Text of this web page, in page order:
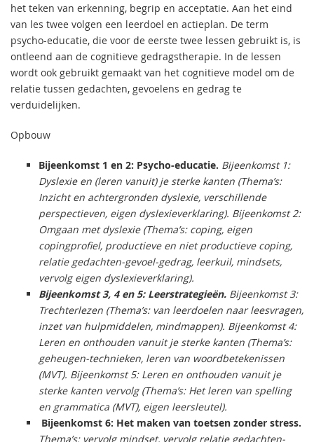
het teken van erkenning, begrip en acceptatie. Aan het eind
van les twee volgen een leerdoel en actieplan. De term
psycho-educatie, die voor de eerste twee lessen gebruikt is, is
ontleend aan de cognitieve gedragstherapie. In de lessen
wordt ook gebruikt gemaakt van het cognitieve model om de
relatie tussen gedachten, gevoelens en gedrag te
verduidelijken.
Opbouw
Bijeenkomst 1 en 2: Psycho-educatie. Bijeenkomst 1:
Dyslexie en (leren vanuit) je sterke kanten (Thema’s:
Inzicht en achtergronden dyslexie, verschillende
perspectieven, eigen dyslexieverklaring). Bijeenkomst 2:
Omgaan met dyslexie (Thema’s: coping, eigen
copingprofiel, productieve en niet productieve coping,
relatie gedachten-gevoel-gedrag, leerkuil, mindsets,
vervolg eigen dyslexieverklaring).
Bijeenkomst 3, 4 en 5: Leerstrategieën. Bijeenkomst 3:
Trechterlezen (Thema’s: van leerdoelen naar leesvragen,
inzet van hulpmiddelen, mindmappen). Bijeenkomst 4:
Leren en onthouden vanuit je sterke kanten (Thema’s:
geheugen-technieken, leren van woordbetekenissen
(MVT). Bijeenkomst 5: Leren en onthouden vanuit je
sterke kanten vervolg (Thema’s: Het leren van spelling
en grammatica (MVT), eigen leersleutel).
Bijeenkomst 6: Het maken van toetsen zonder stress.
Thema’s: vervolg mindset, vervolg relatie gedachten-